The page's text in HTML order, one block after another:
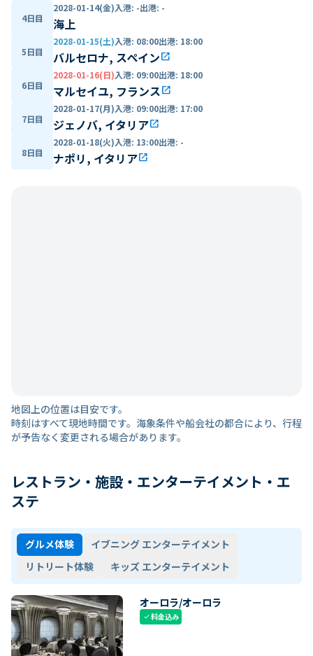
4日目
2028-01-14(金)入港: -出港: -
海上
5日目
2028-01-15(土)入港: 08:00出港: 18:00
バルセロナ, スペインopen_in_new
6日目
2028-01-16(日)入港: 09:00出港: 18:00
マルセイユ, フランスopen_in_new
7日目
2028-01-17(月)入港: 09:00出港: 17:00
ジェノバ, イタリアopen_in_new
8日目
2028-01-18(火)入港: 13:00出港: -
ナポリ, イタリアopen_in_new
地図上の位置は目安です。
時刻はすべて現地時間です。海象条件や船会社の都合により、行程
が予告なく変更される場合があります。
レストラン・施設・エンターテイメント・エ
ステ
グルメ体験
イブニング エンターテイメント
リトリート体験
キッズ エンターテイメント
オーロラ/オーロラ
check料金込み